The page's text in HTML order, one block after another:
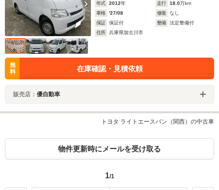
年式 2012年 走行 18.0万km
車検
'27/08 修復
なし
保証
保証付 整備
法定整備付
住所
兵庫県加古川市
無
料
在庫確認・見積依頼
販売店： 優自動車
トヨタ ライトエースバン（関西）の中古車
物件更新時にメールを受け取る
1/1